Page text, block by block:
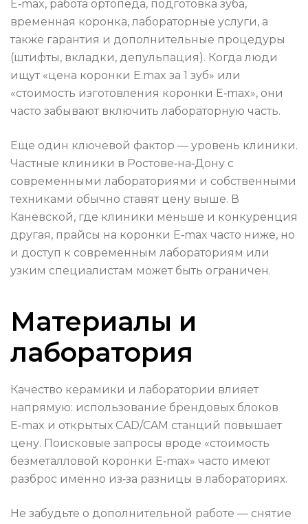
E‑max, работа ортопеда, подготовка зуба,
временная коронка, лабораторные услуги, а
также гарантия и дополнительные процедуры
(штифты, вкладки, депульпация). Когда люди
ищут «цена коронки E.max за 1 зуб» или
«стоимость изготовления коронки E‑max», они
часто забывают включить лабораторную часть.
Еще один ключевой фактор — уровень клиники.
Частные клиники в Ростове‑на‑Дону с
современными лабораториями и собственными
техниками обычно ставят цену выше. В
Каневской, где клиники меньше и конкуренция
другая, прайсы на коронки E‑max часто ниже, но
и доступ к современным лабораториям или
узким специалистам может быть ограничен.
Материалы и
лаборатория
Качество керамики и лаборатории влияет
напрямую: использование брендовых блоков
E‑max и открытых CAD/CAM станций повышает
цену. Поисковые запросы вроде «стоимость
безметалловой коронки E‑max» часто имеют
разброс именно из‑за разницы в лабораториях.
Не забудьте о дополнительной работе — снятие